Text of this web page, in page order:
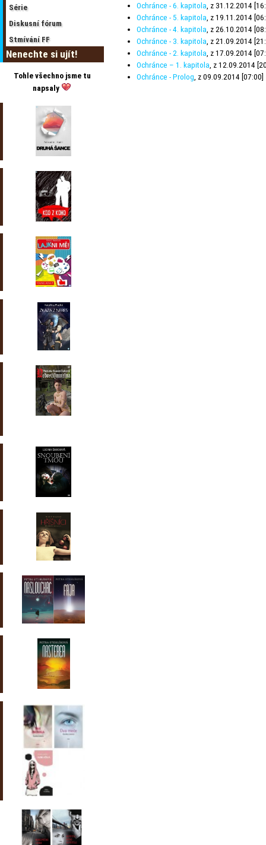
Série
Diskusní fórum
Stmívání FF
Nenechte si ujít!
Tohle všechno jsme tu
napsaly
Ochránce - 6. kapitola , z 31.12.2014
Ochránce - 5. kapitola , z 19.11.2014
Ochránce - 4. kapitola , z 26.10.2014
Ochránce - 3. kapitola , z 21.09.2014
Ochránce - 2. kapitola , z 17.09.2014
Ochránce – 1. kapitola , z 12.09.2014
Ochránce - Prolog , z 09.09.2014 [07:00]